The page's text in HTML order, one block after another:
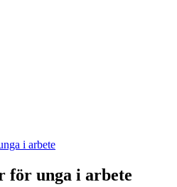
i arbete
för unga i arbete